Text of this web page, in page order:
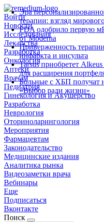
Войти
Новости
Исследования
Лекарства
Разработка
Онкология
Аптеки
Врачам
Педиатрия
Гинекология и Акушерство
Разработка
Неврология
Оториноларингология
Мероприятия
Фармацевтам
Законодательство
Медицинские издания
Аналитика рынка
Видеозаметки врача
Вебинары
Еще
Подписаться
Вконтакте
Поиск
Эра
терапии: взгляд
FDA одобрило первую
от Moderna
Приверженность
инфаркта и инсульта
Tarsus приобретет
для расширения
Больные с ХБП получат
«Выбор ради жизни»